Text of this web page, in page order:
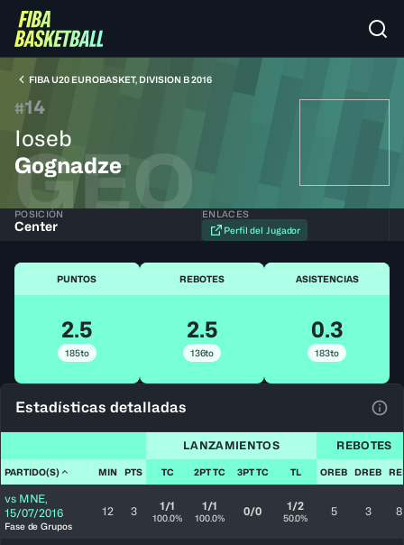
FIBA U20 EUROBASKET, DIVISION B 2016
#14
Ioseb
Gognadze
GEO
POSICIÓN
Center
ENLACES
Perfil del Jugador
PUNTOS
2.5
185to
REBOTES
2.5
136to
ASISTENCIAS
0.3
183to
Estadísticas detalladas
LANZAMIENTOS REBOTES
PARTIDO(S) MIN PTS TC 2PT TC 3PT TC TL OREB DREB
vs MNE,
15/07/2016
Fase de Grupos
12 3 1/1
100.0%
1/1
100.0% 0/0 1/2
50.0% 5 3 8